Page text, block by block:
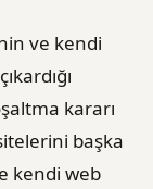
ve kendi
kararı
başka
kendi web